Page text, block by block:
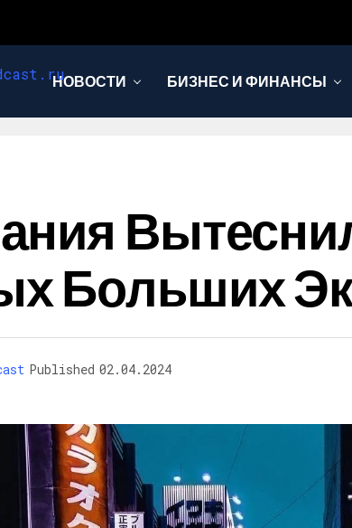
НОВОСТИ БИЗНЕС И ФИНАНСЫ
Больших
Published 02.04.2024